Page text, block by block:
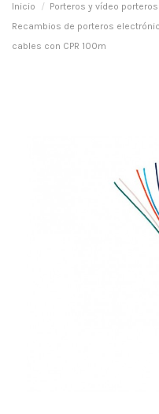
Inicio Porteros y vídeo porteros
Recambios de porteros
cables con CPR 100m